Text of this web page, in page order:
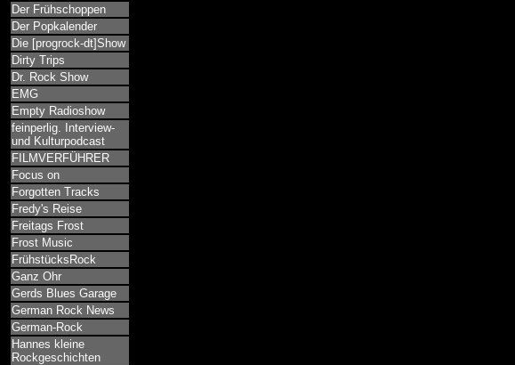
Der Frühschoppen
Der Popkalender
Die [progrock-dt]Show
Dirty Trips
Dr. Rock Show
EMG
Empty Radioshow
feinperlig. Interview-
und Kulturpodcast
FILMVERFÜHRER
Focus on
Forgotten Tracks
Fredy's Reise
Freitags Frost
Frost Music
FrühstücksRock
Ganz Ohr
Gerds Blues Garage
German Rock News
German-Rock
Hannes kleine
Rockgeschichten